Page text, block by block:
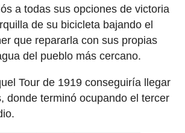
a todas sus opciones de victoria
de su bicicleta bajando el
que repararla con sus propias
del pueblo más cercano.
Tour de 1919 conseguiría llegar
donde terminó ocupando el tercer